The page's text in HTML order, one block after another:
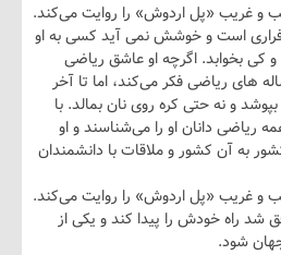
اردوش» را روایت می‌کند.
و خوشش نمی آید کسی به او
اگرچه او عاشق ریاضی
فکر می‌کند، اما تا آخر
کره روی نان بمالد. با
دانان او را می‌شناسند و او
و ملاقات با دانشمندان
اردوش» را روایت می‌کند.
را پیدا کند و یکی از